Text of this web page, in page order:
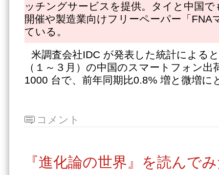
ッチングサービスを提供。タイと中国
開催や製造業向けフリーペーパー「FNA
ている。
米調査会社IDC が発表した統計による
（１～３月）の中国のスマートフォン出
1000 台で、前年同期比0.8% 増と微増に
コメント
『進化論の世界』を読んで